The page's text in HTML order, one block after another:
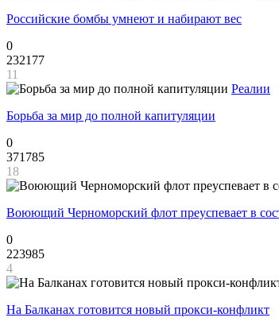
Российские бомбы умнеют и набирают вес
0
232177
11
Реалии
Борьба за мир до полной капитуляции
0
371785
18
Воюющий Черноморский флот преуспевает в
0
223985
4
На Балканах готовится новый прокси-конфликт